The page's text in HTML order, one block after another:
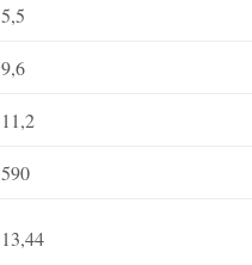
5,5
9,6
11,2
590
13,44